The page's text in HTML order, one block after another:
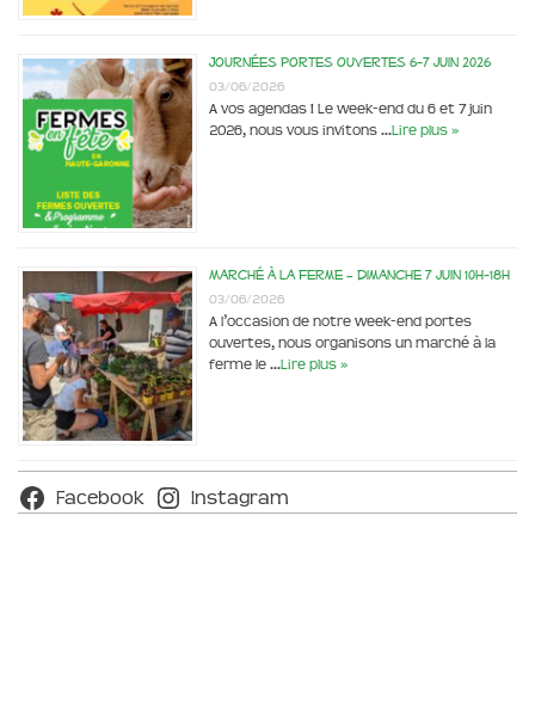
Journées portes ouvertes 6-7 juin 2026
03/06/2026
A vos agendas ! Le week-end du 6 et 7 juin
2026, nous vous invitons …Lire plus »
Marché à la ferme – dimanche 7 juin 10h-18h
03/06/2026
A l’occasion de notre week-end portes
ouvertes, nous organisons un marché à la
ferme le …Lire plus »
Facebook Instagram